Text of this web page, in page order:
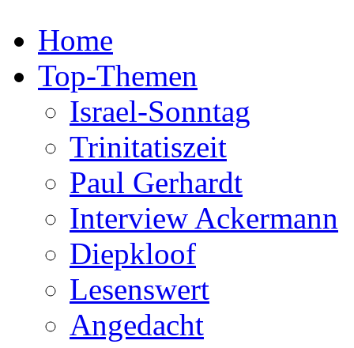
Home
Top-Themen
Israel-Sonntag
Trinitatiszeit
Paul Gerhardt
Interview Ackermann
Diepkloof
Lesenswert
Angedacht